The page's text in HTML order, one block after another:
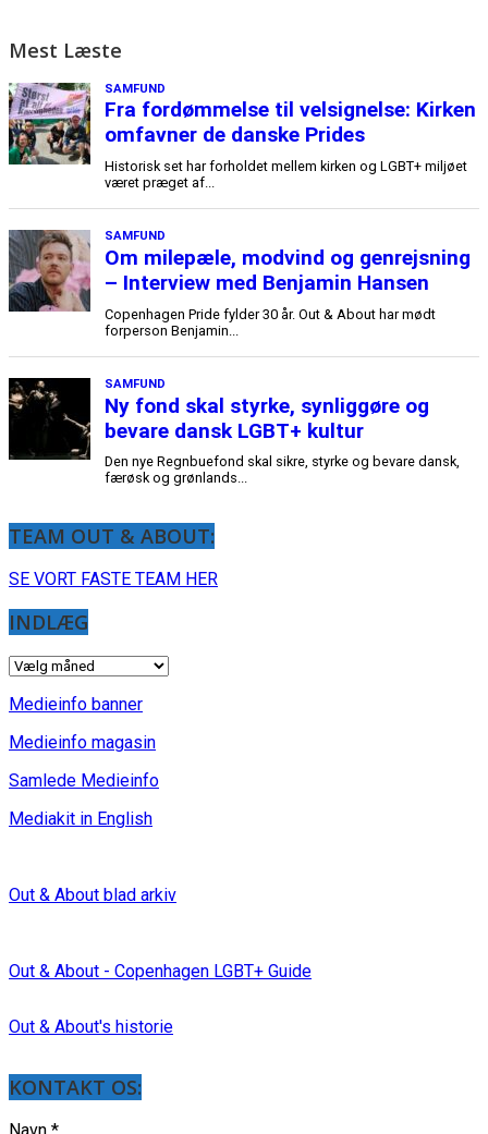
Mest Læste
TEAM OUT & ABOUT:
SE VORT FASTE TEAM HER
INDLÆG
INDLÆG
Medieinfo banner
Medieinfo magasin
Samlede Medieinfo
Mediakit in English
Out & About blad arkiv
Out & About - Copenhagen LGBT+ Guide
Out & About's historie
KONTAKT OS: